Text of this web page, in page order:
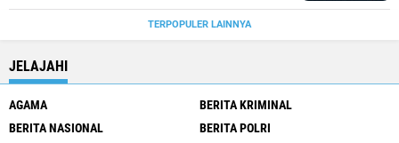
TERPOPULER LAINNYA
JELAJAHI
AGAMA
BERITA KRIMINAL
BERITA NASIONAL
BERITA POLRI